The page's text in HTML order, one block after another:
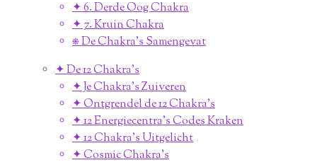
✦ 6. Derde Oog Chakra
✦ 7. Kruin Chakra
⎈ De Chakra's Samengevat
✦ De 12 Chakra's
✦ Je Chakra's Zuiveren
✦ Ontgrendel de 12 Chakra's
✦ 12 Energiecentra's Codes Kraken
✦ 12 Chakra's Uitgelicht
✦ Cosmic Chakra's